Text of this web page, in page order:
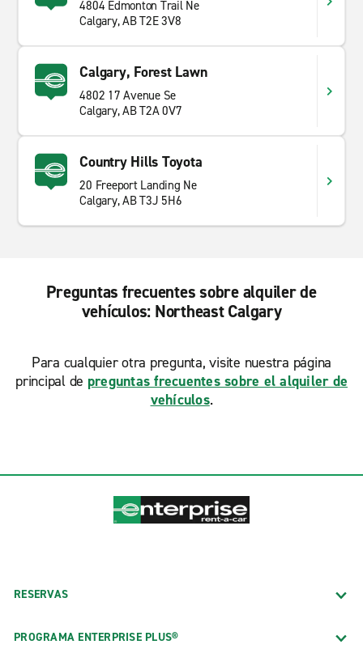
4804 Edmonton Trail Ne
Calgary, AB T2E 3V8
Calgary, Forest Lawn
4802 17 Avenue Se
Calgary, AB T2A 0V7
Country Hills Toyota
20 Freeport Landing Ne
Calgary, AB T3J 5H6
Preguntas frecuentes sobre alquiler de
vehículos: Northeast Calgary
Para cualquier otra pregunta, visite nuestra página
principal de preguntas frecuentes sobre el alquiler de
vehículos.
RESERVAS
PROGRAMA ENTERPRISE PLUS®